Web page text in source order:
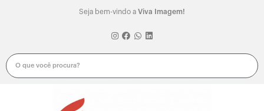
Seja bem-vindo a Viva Imagem!